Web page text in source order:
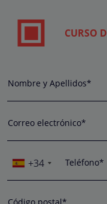
CURSO
Nombre y Apellidos*
Correo electrónico*
+34 Teléfono*